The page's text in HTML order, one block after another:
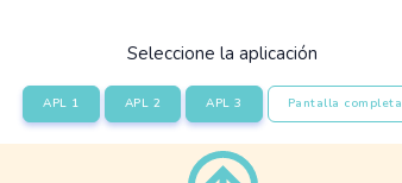
Seleccione la aplicación
APL 1 APL 2 APL 3 Pantalla completa